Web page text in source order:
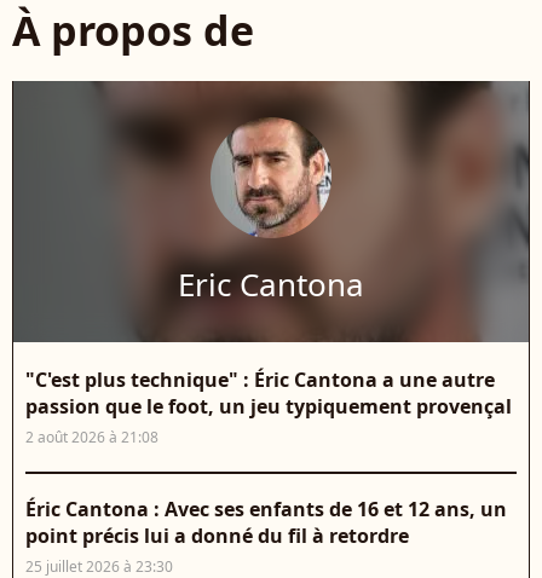
À propos de
Eric Cantona
"C'est plus technique" : Éric Cantona a une autre
passion que le foot, un jeu typiquement provençal
2 août 2026 à 21:08
Éric Cantona : Avec ses enfants de 16 et 12 ans, un
point précis lui a donné du fil à retordre
25 juillet 2026 à 23:30